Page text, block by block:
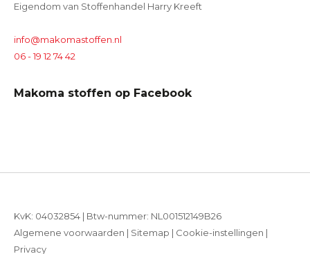
Eigendom van Stoffenhandel Harry Kreeft
info@makomastoffen.nl
06 - 19 12 74 42
Makoma stoffen op Facebook
KvK: 04032854 | Btw-nummer: NL001512149B26
Algemene voorwaarden | Sitemap | Cookie-instellingen |
Privacy